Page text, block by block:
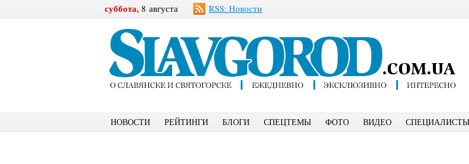
суббота, 8 августа RSS: Новости
НОВОСТИ РЕЙТИНГИ БЛОГИ СПЕЦТЕМЫ ФОТО ВИДЕО СПЕЦИАЛИСТЫ